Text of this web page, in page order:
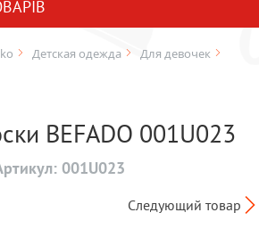
Детская одежда
Для девочек
BEFADO 001U023
001U023
Следующий товар